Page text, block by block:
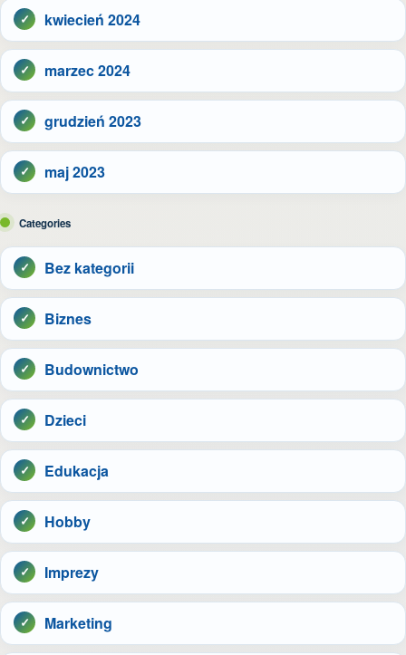
kwiecień 2024
marzec 2024
grudzień 2023
maj 2023
Categories
Bez kategorii
Biznes
Budownictwo
Dzieci
Edukacja
Hobby
Imprezy
Marketing